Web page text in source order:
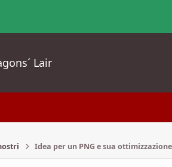
Lair
Idea per un PNG e sua ottimizzazione